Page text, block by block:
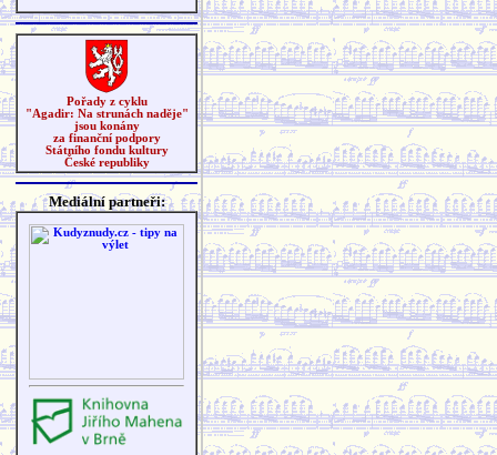
Pořady z cyklu
"Agadir: Na strunách naděje"
jsou konány
za finanční podpory
Státního fondu kultury
České republiky
Mediální partneři: